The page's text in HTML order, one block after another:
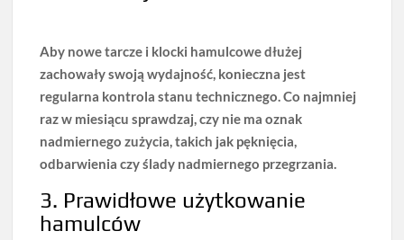
Aby nowe tarcze i klocki hamulcowe dłużej
zachowały swoją wydajność, konieczna jest
regularna kontrola stanu technicznego. Co najmniej
raz w miesiącu sprawdzaj, czy nie ma oznak
nadmiernego zużycia, takich jak pęknięcia,
odbarwienia czy ślady nadmiernego przegrzania.
3. Prawidłowe użytkowanie
hamulców